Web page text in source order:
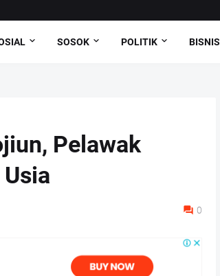
SOSOK POLITIK BISNIS
Pelawak
0